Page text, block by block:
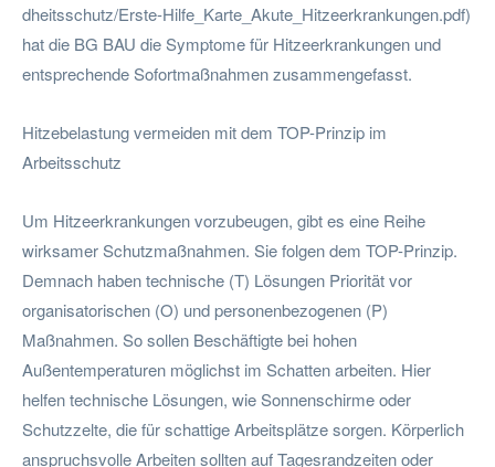
dheitsschutz/Erste-Hilfe_Karte_Akute_Hitzeerkrankungen.pdf)
hat die BG BAU die Symptome für Hitzeerkrankungen und
entsprechende Sofortmaßnahmen zusammengefasst.
Hitzebelastung vermeiden mit dem TOP-Prinzip im
Arbeitsschutz
Um Hitzeerkrankungen vorzubeugen, gibt es eine Reihe
wirksamer Schutzmaßnahmen. Sie folgen dem TOP-Prinzip.
Demnach haben technische (T) Lösungen Priorität vor
organisatorischen (O) und personenbezogenen (P)
Maßnahmen. So sollen Beschäftigte bei hohen
Außentemperaturen möglichst im Schatten arbeiten. Hier
helfen technische Lösungen, wie Sonnenschirme oder
Schutzzelte, die für schattige Arbeitsplätze sorgen. Körperlich
anspruchsvolle Arbeiten sollten auf Tagesrandzeiten oder